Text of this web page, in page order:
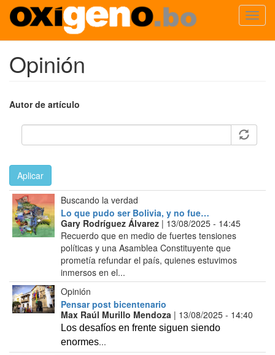
contenido
Opinión
Autor de artículo
Aplicar
Buscando la verdad
Lo que pudo ser Bolivia, y no fue…
Gary Rodríguez Álvarez | 13/08/2025 - 14:45
Recuerdo que en medio de fuertes tensiones
políticas y una Asamblea Constituyente que
prometía refundar el país, quienes estuvimos
inmersos en el...
Opinión
Pensar post bicentenario
Max Raúl Murillo Mendoza | 13/08/2025 - 14:40
Los desafíos en frente siguen siendo
enormes...